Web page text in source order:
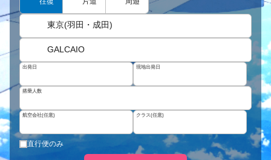
東京(羽田・成田)
GALCAIO
出発日 現地出発日
搭乗人数
航空会社(任意) クラス(任意)
直行便のみ